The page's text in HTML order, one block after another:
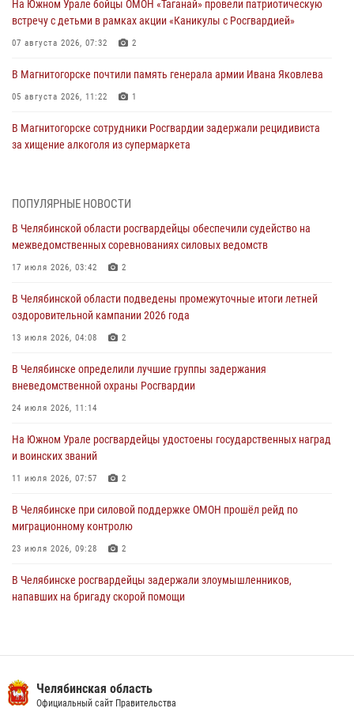
На Южном Урале бойцы ОМОН «Таганай» провели патриотическую
встречу с детьми в рамках акции «Каникулы с Росгвардией»
07 августа 2026, 07:32 2
В Магнитогорске почтили память генерала армии Ивана Яковлева
05 августа 2026, 11:22 1
В Магнитогорске сотрудники Росгвардии задержали рецидивиста
за хищение алкоголя из супермаркета
На Южном Урале спецназ Росгвардии провел военно-полевые
Росгвардейцы задержали трёх магазинных воров в Челябинске
На Южном Урале сотрудники Росгвардии задержали
подозреваемого в совершении убийства
В Челябинской области росгвардейцами по горячим следам
задержан подозреваемый в грабеже
ПОПУЛЯРНЫЕ НОВОСТИ
В Челябинской области росгвардейцы обеспечили судейство на
межведомственных соревнованиях силовых ведомств
17 июля 2026, 03:42 2
В Челябинской области подведены промежуточные итоги летней
оздоровительной кампании 2026 года
13 июля 2026, 04:08 2
В Челябинске определили лучшие группы задержания
вневедомственной охраны Росгвардии
24 июля 2026, 11:14
На Южном Урале росгвардейцы удостоены государственных наград
и воинских званий
11 июля 2026, 07:57 2
В Челябинске при силовой поддержке ОМОН прошёл рейд по
миграционному контролю
23 июля 2026, 09:28 2
В Челябинске росгвардейцы задержали злоумышленников,
напавших на бригаду скорой помощи
13 июля 2026, 03:02 5
Челябинская область
Официальный сайт Правительства